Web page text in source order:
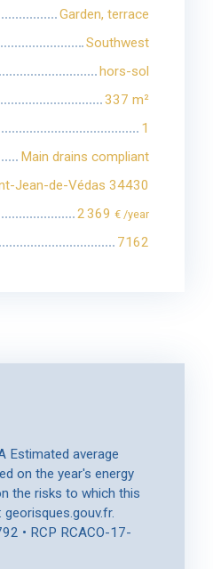
Garden, terrace
Southwest
hors-sol
337 m²
1
Main drains compliant
Jean-de-Védas 34430
2 369 € /year
7162
Estimated average
on the year's energy
the risks to which this
• RCP RCACO-17-